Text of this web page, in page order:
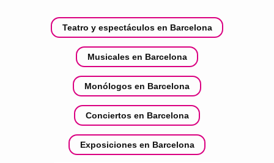
Teatro y espectáculos en Barcelona
Musicales en Barcelona
Monólogos en Barcelona
Conciertos en Barcelona
Exposiciones en Barcelona